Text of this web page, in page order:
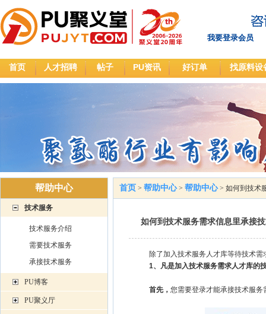
我要登录会员
首页 人才招聘 帖子 PU资讯 好订单 找原料设
首页 > 帮助中心> 帮助中心> 如何到技术
如何到技术服务需求信息里承接
除了加入技术服务人才库等待技术需
1、凡是加入技术服务需求人才库的技
首先， 您需要登录才能承接技术服务
帮助中心
技术服务
技术服务介绍
需要技术服务
承接技术服务
PU博客
PU聚义厅